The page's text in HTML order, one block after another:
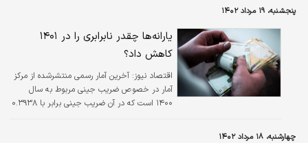
مشاهده‌‌ فیلم این نشست هستند، از هفته‌‌ آینده می‌توانند برای استفاده از فایل
سخنرانی به سایت آکادمی مراجعه کنند.
پنجشنبه، ۱۹ مرداد ۱۴۰۲
یارانه‌ها چقدر نابرابری را در ۱۴۰۱
کاهش داد؟
اقتصاد نیوز: آخرین آمار رسمی منتشرشده از مرکز
آمار در خصوص ضریب جینی مربوط به سال
۱۴۰۰ است که در آن ضریب جینی برابر با ۰.۳۹۳۸
چهارشنبه، ۱۸ مرداد ۱۴۰۲